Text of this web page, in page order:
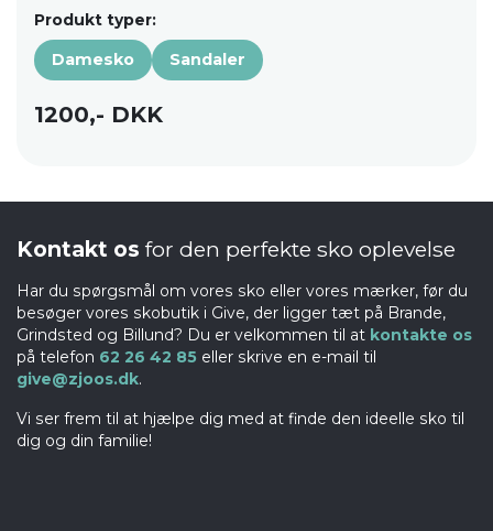
Produkt typer:
Damesko Sandaler
1200,- DKK
Kontakt os for den perfekte sko oplevelse
Har du spørgsmål om vores sko eller vores mærker, før du
besøger vores skobutik i Give, der ligger tæt på Brande,
Grindsted og Billund? Du er velkommen til at kontakte os
på telefon 62 26 42 85 eller skrive en e-mail til
give@zjoos.dk.
Vi ser frem til at hjælpe dig med at finde den ideelle sko til
dig og din familie!